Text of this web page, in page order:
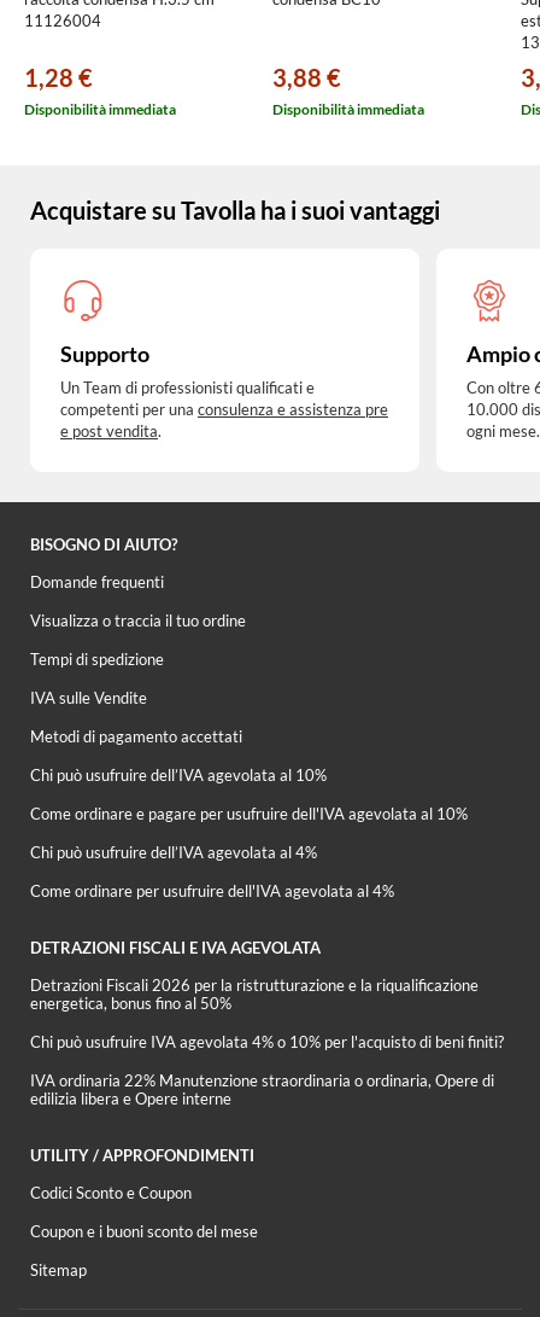
11126004
1,28 €
Disponibilità immediata
3,88 €
Disponibilità immediata
Acquistare su Tavolla ha i suoi vantaggi
Supporto
Un Team di professionisti qualificati e
competenti per una consulenza e assistenza pre
e post vendita.
Ampio
Con oltre
10.000
ogni mese.
BISOGNO DI AIUTO?
Domande frequenti
Visualizza o traccia il tuo ordine
Tempi di spedizione
IVA sulle Vendite
Metodi di pagamento accettati
Chi può usufruire dell’IVA agevolata al 10%
Come ordinare e pagare per usufruire dell'IVA agevolata al 10%
Chi può usufruire dell’IVA agevolata al 4%
Come ordinare per usufruire dell'IVA agevolata al 4%
DETRAZIONI FISCALI E IVA AGEVOLATA
Detrazioni Fiscali 2026 per la ristrutturazione e la riqualificazione
energetica, bonus fino al 50%
Chi può usufruire IVA agevolata 4% o 10% per l'acquisto di beni finiti?
IVA ordinaria 22% Manutenzione straordinaria o ordinaria, Opere di
edilizia libera e Opere interne
UTILITY / APPROFONDIMENTI
Codici Sconto e Coupon
Coupon e i buoni sconto del mese
Sitemap